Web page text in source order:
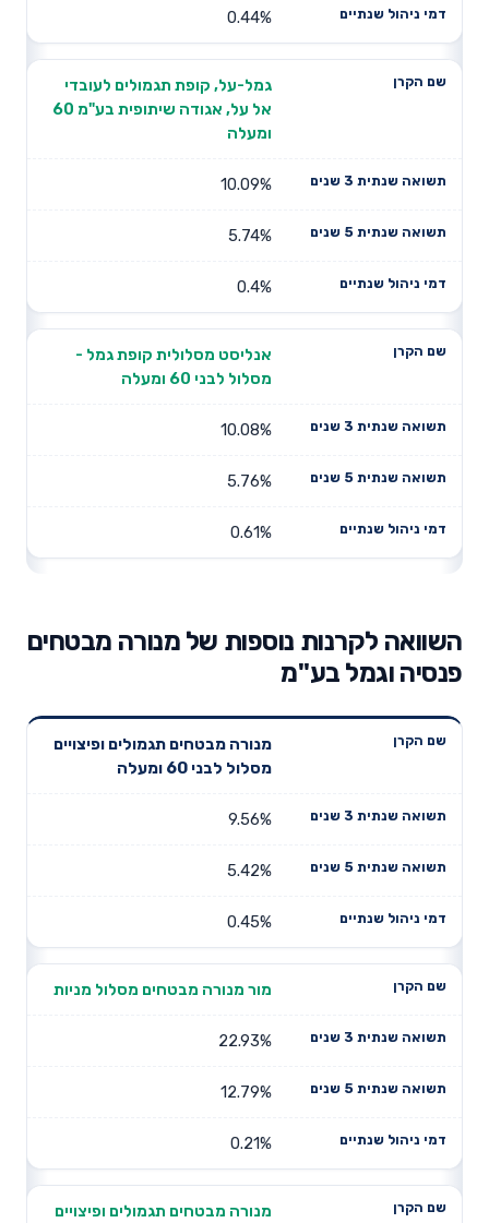
0.44%
גמל-על, קופת תגמולים לעובדי
אל על, אגודה שיתופית בע"מ 60
ומעלה
10.09%
5.74%
0.4%
אנליסט מסלולית קופת גמל -
מסלול לבני 60 ומעלה
10.08%
5.76%
0.61%
השוואה לקרנות נוספות של מנורה מבטחים
פנסיה וגמל בע"מ
שנתית 3
תשואה
שנתית 5
דמי ניהול
מנורה מבטחים תגמולים ופיצויים
מסלול לבני 60 ומעלה
9.56%
5.42%
0.45%
מור מנורה מבטחים מסלול מניות
22.93%
12.79%
0.21%
מנורה מבטחים תגמולים ופיצויים